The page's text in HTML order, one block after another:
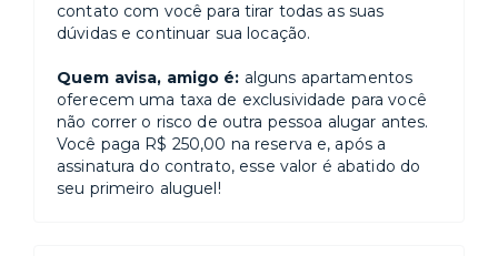
contato com você para tirar todas as suas
dúvidas e continuar sua locação.
Quem avisa, amigo é: alguns apartamentos
oferecem uma taxa de exclusividade para você
não correr o risco de outra pessoa alugar antes.
Você paga R$ 250,00 na reserva e, após a
assinatura do contrato, esse valor é abatido do
seu primeiro aluguel!